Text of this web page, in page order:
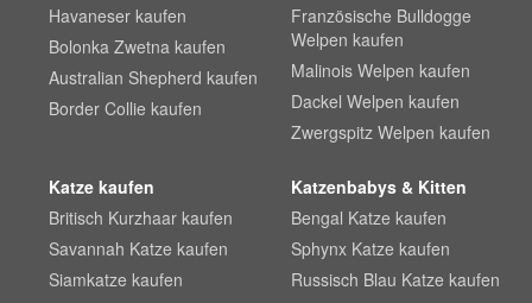
Havaneser kaufen
Bolonka Zwetna kaufen
Australian Shepherd kaufen
Border Collie kaufen
Französische Bulldogge
Welpen kaufen
Malinois Welpen kaufen
Dackel Welpen kaufen
Zwergspitz Welpen kaufen
Katze kaufen
Britisch Kurzhaar kaufen
Savannah Katze kaufen
Siamkatze kaufen
Katzenbabys & Kitten
Bengal Katze kaufen
Sphynx Katze kaufen
Russisch Blau Katze kaufen